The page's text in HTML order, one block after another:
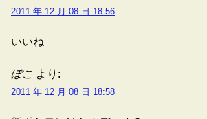
2011 年 12 月 08 日 18:56
いいね
ぽこ より:
2011 年 12 月 08 日 18:58